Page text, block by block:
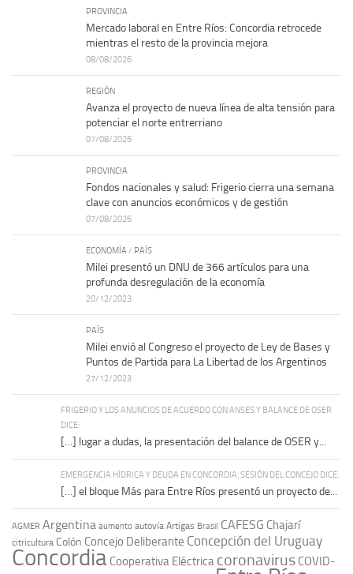
PROVINCIA
Mercado laboral en Entre Ríos: Concordia retrocede
mientras el resto de la provincia mejora
08/08/2026
REGIÓN
Avanza el proyecto de nueva línea de alta tensión para
potenciar el norte entrerriano
07/08/2026
PROVINCIA
Fondos nacionales y salud: Frigerio cierra una semana
clave con anuncios económicos y de gestión
07/08/2026
ECONOMÍA / PAÍS
Milei presentó un DNU de 366 artículos para una
profunda desregulación de la economía
20/12/2023
PAÍS
Milei envió al Congreso el proyecto de Ley de Bases y
Puntos de Partida para La Libertad de los Argentinos
27/12/2023
FRIGERIO Y LOS ANUNCIOS DE ACUERDO CON ANSES Y BALANCE DE OSER
DICE:
[…] lugar a dudas, la presentación del balance de OSER y...
EMERGENCIA HÍDRICA Y DEUDA EN CONCORDIA: SESIÓN DEL CONCEJO DICE:
[…] el bloque Más para Entre Ríos presentó un proyecto de...
AGMER Argentina aumento autovía Artigas Brasil CAFESG Chajarí
citricultura Colón Concejo Deliberante Concepción del Uruguay
Concordia Cooperativa Eléctrica coronavirus COVID-